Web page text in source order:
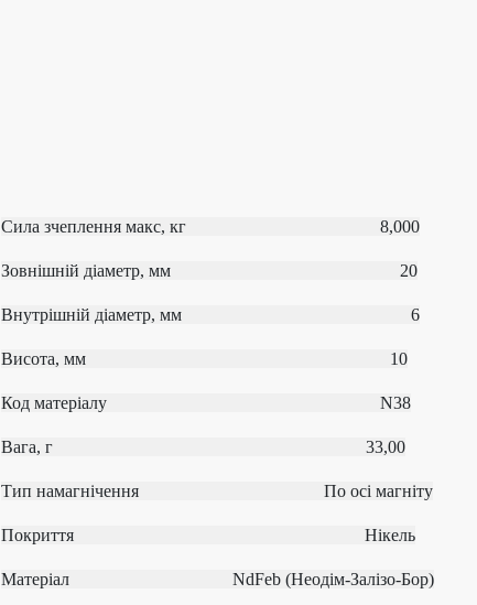
Сила зчеплення макс, кг 8,000
Зовнішній діаметр, мм 20
Внутрішній діаметр, мм 6
Висота, мм 10
Код матеріалу N38
Вага, г 33,00
Тип намагнічення По осі магніту
Покриття Нікель
Матеріал NdFeb (Неодім-Залізо-Бор)